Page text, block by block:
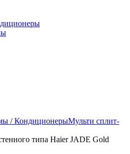
/ КондиционерыМульти сплит-
типа Haier JADE Gold